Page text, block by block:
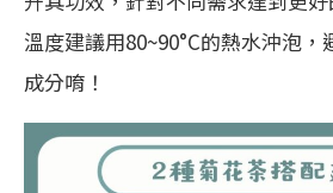
溫度建議用80~90°C的熱水沖泡
成分唷！